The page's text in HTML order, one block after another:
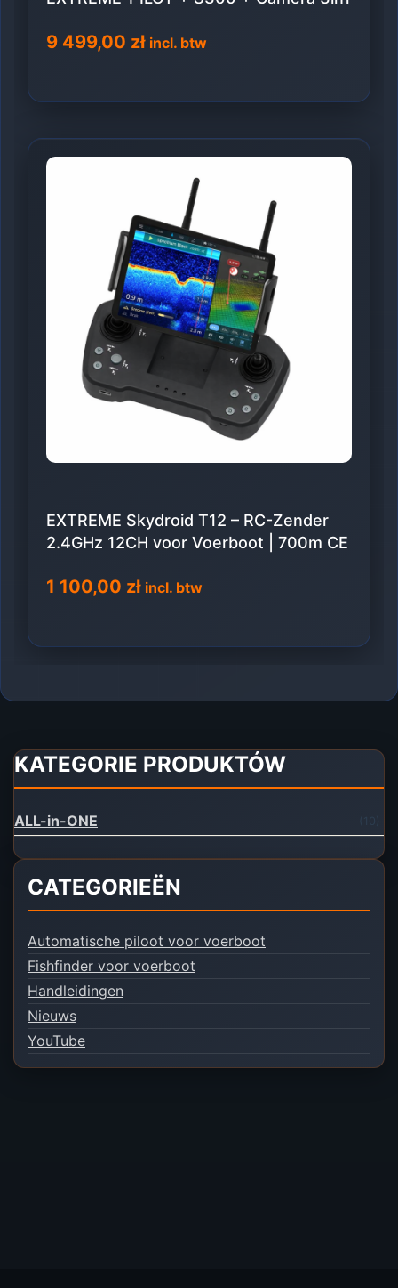
9 499,00 zł incl. btw
EXTREME Skydroid T12 – RC-Zender
2.4GHz 12CH voor Voerboot | 700m CE
1 100,00 zł incl. btw
KATEGORIE PRODUKTÓW
ALL-in-ONE
CATEGORIEËN
Automatische piloot voor voerboot
Fishfinder voor voerboot
Handleidingen
Nieuws
YouTube